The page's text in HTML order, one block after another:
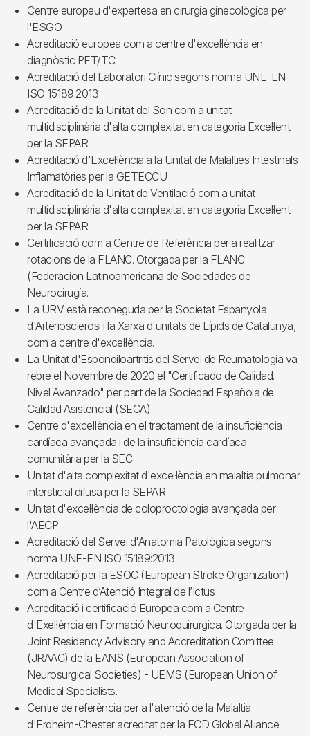
Centre europeu d'expertesa en cirurgia ginecològica per
l'ESGO
Acreditació europea com a centre d'excel·lència en
diagnòstic PET/TC
Acreditació del Laboratori Clínic segons norma UNE-EN
ISO 15189:2013
Acreditació de la Unitat del Son com a unitat
multidisciplinària d'alta complexitat en categoria Excel·lent
per la SEPAR
Acreditació d'Excel·lència a la Unitat de Malalties Intestinals
Inflamatòries per la GETECCU
Acreditació de la Unitat de Ventilació com a unitat
multidisciplinària d'alta complexitat en categoria Excel·lent
per la SEPAR
Certificació com a Centre de Referència per a realitzar
rotacions de la FLANC. Otorgada per la FLANC
(Federacion Latinoamericana de Sociedades de
Neurocirugía.
La URV està reconeguda per la Societat Espanyola
d'Arteriosclerosi i la Xarxa d'unitats de Lípids de Catalunya,
com a centre d'excel·lència.
La Unitat d'Espondiloartritis del Servei de Reumatologia va
rebre el Novembre de 2020 el "Certificado de Calidad.
Nivel Avanzado" per part de la Sociedad Española de
Calidad Asistencial (SECA)
Centre d'excel·lència en el tractament de la insuficiència
cardíaca avançada i de la insuficiència cardíaca
comunitària per la SEC
Unitat d'alta complexitat d'excel·lència en malaltia pulmonar
intersticial difusa per la SEPAR
Unitat d'excel·lència de coloproctologia avançada per
l'AECP
Acreditació del Servei d'Anatomia Patològica segons
norma UNE-EN ISO 15189:2013
Acreditació per la ESOC (European Stroke Organization)
com a Centre d’Atenció Integral de l’Ictus
Acreditació i certificació Europea com a Centre
d'Exel·lència en Formació Neuroquirurgica. Otorgada per la
Joint Residency Advisory and Accreditation Comittee
(JRAAC) de la EANS (European Association of
Neurosurgical Societies) - UEMS (European Union of
Medical Specialists.
Centre de referència per a l'atenció de la Malaltia
d'Erdheim-Chester acreditat per la ECD Global Alliance